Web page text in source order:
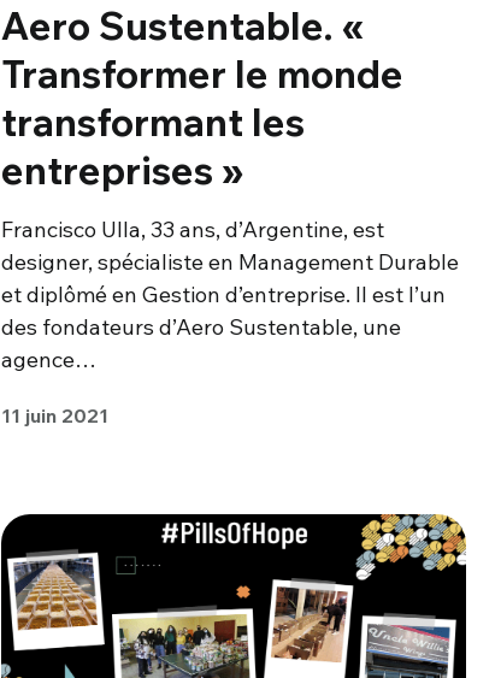
Aero Sustentable. «
Transformer le monde
transformant les
entreprises »
Francisco Ulla, 33 ans, d’Argentine, est
designer, spécialiste en Management Durable
et diplômé en Gestion d’entreprise. Il est l’un
des fondateurs d’Aero Sustentable, une
agence…
11 juin 2021